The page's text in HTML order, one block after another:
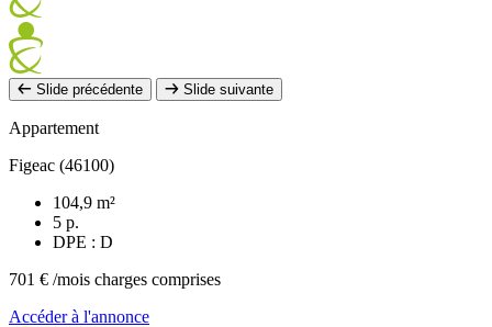
Slide précédente Slide suivante
Appartement
Figeac (46100)
104,9 m²
5 p.
DPE : D
701 € /mois charges comprises
Accéder à l'annonce